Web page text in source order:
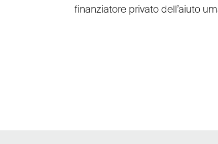
finanziatore privato dell’aiuto